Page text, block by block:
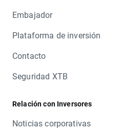
Embajador
Plataforma de inversión
Contacto
Seguridad XTB
Relación con Inversores
Noticias corporativas